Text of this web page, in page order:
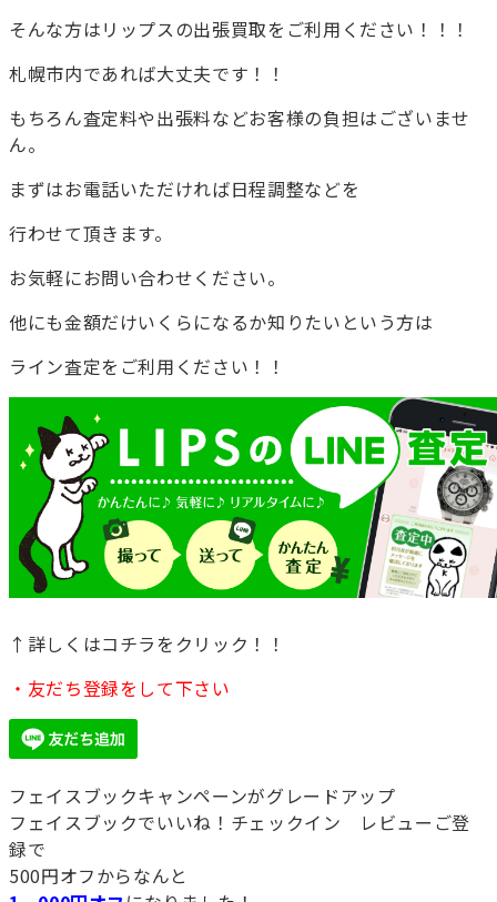
そんな方はリップスの出張買取をご利用ください！！！
札幌市内であれば大丈夫です！！
もちろん査定料や出張料などお客様の負担はございませ
ん。
まずはお電話いただければ日程調整などを
行わせて頂きます。
お気軽にお問い合わせください。
他にも金額だけいくらになるか知りたいという方は
ライン査定をご利用ください！！
↑詳しくはコチラをクリック！！
・友だち登録をして下さい
フェイスブックキャンペーンがグレードアップ
フェイスブックでいいね！チェックイン レビューご登
録で
500円オフからなんと